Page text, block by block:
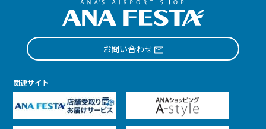
お問い合わせ
関連サイト